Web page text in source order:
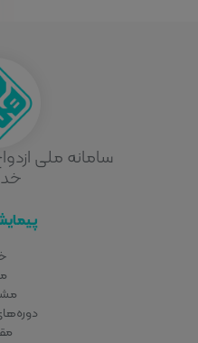
سامانه ملی